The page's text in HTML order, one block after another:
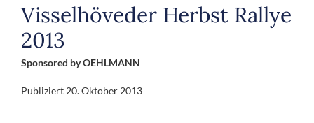
Visselhöveder Herbst Rallye
2013
Sponsored by OEHLMANN
Publiziert 20. Oktober 2013